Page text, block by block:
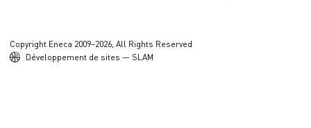
Copyright Eneca 2009–2026, All Rights Reserved
Développement de sites — SLAM